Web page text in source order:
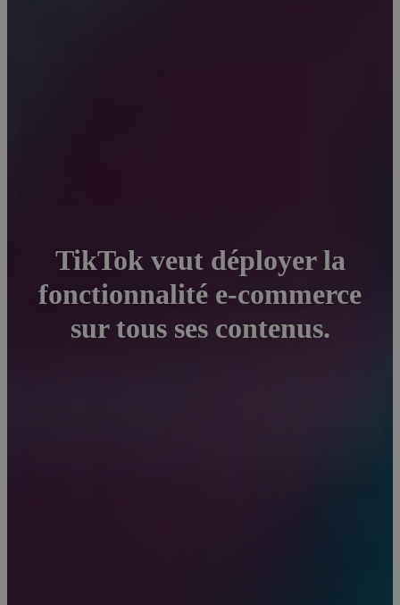
TikTok veut déployer la
fonctionnalité e-commerce
sur tous ses contenus.